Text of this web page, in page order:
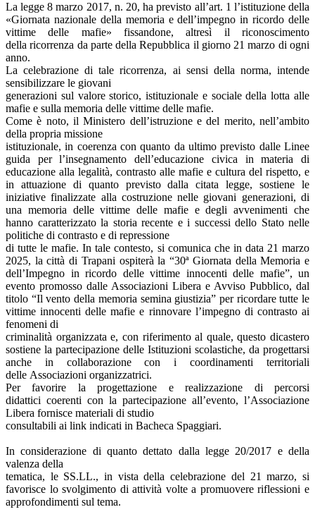
La legge 8 marzo 2017, n. 20, ha previsto all’art. 1 l’istituzione della
«Giornata nazionale della memoria e dell’impegno in ricordo delle
vittime delle mafie» fissandone, altresì il riconoscimento
della ricorrenza da parte della Repubblica il giorno 21 marzo di ogni
anno.
La celebrazione di tale ricorrenza, ai sensi della norma, intende
sensibilizzare le giovani
generazioni sul valore storico, istituzionale e sociale della lotta alle
mafie e sulla memoria delle vittime delle mafie.
Come è noto, il Ministero dell’istruzione e del merito, nell’ambito
della propria missione
istituzionale, in coerenza con quanto da ultimo previsto dalle Linee
guida per l’insegnamento dell’educazione civica in materia di
educazione alla legalità, contrasto alle mafie e cultura del rispetto, e
in attuazione di quanto previsto dalla citata legge, sostiene le
iniziative finalizzate alla costruzione nelle giovani generazioni, di
una memoria delle vittime delle mafie e degli avvenimenti che
hanno caratterizzato la storia recente e i successi dello Stato nelle
politiche di contrasto e di repressione
di tutte le mafie. In tale contesto, si comunica che in data 21 marzo
2025, la città di Trapani ospiterà la “30ª Giornata della Memoria e
dell’Impegno in ricordo delle vittime innocenti delle mafie”, un
evento promosso dalle Associazioni Libera e Avviso Pubblico, dal
titolo “Il vento della memoria semina giustizia” per ricordare tutte le
vittime innocenti delle mafie e rinnovare l’impegno di contrasto ai
fenomeni di
criminalità organizzata e, con riferimento al quale, questo dicastero
sostiene la partecipazione delle Istituzioni scolastiche, da progettarsi
anche in collaborazione con i coordinamenti territoriali
delle Associazioni organizzatrici.
Per favorire la progettazione e realizzazione di percorsi
didattici coerenti con la partecipazione all’evento, l’Associazione
Libera fornisce materiali di studio
consultabili ai link indicati in Bacheca Spaggiari.
In considerazione di quanto dettato dalla legge 20/2017 e della
valenza della
tematica, le SS.LL., in vista della celebrazione del 21 marzo, si
favorisce lo svolgimento di attività volte a promuovere riflessioni e
approfondimenti sul tema.